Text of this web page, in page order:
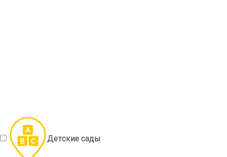
Детские сады